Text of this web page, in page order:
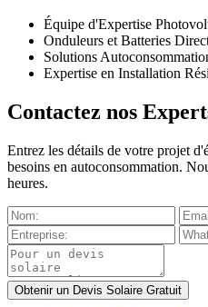
Équipe d'Expertise
Onduleurs et Batteries
Solutions
Expertise en Installation
Contactez nos
Entrez les détails de votre projet
besoins en autoconsommation.
heures.